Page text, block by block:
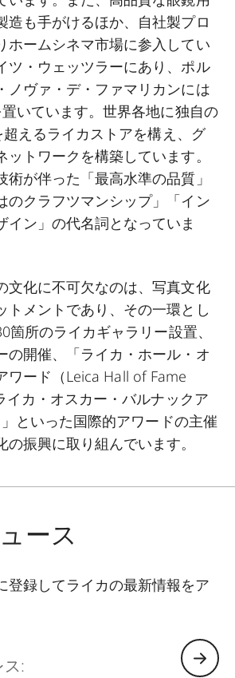
造も手がけるほか、自社製プロ
ホームシネマ市場に参入してい
ツ・ウェッツラーにあり、ポル
ノヴァ・デ・ファマリカンには
いています。世界各地に独自の
超えるライカストアを構え、グ
ットワークを構築しています。
術が伴った「最高水準の品質」
のクラフツマンシップ」「イン
イン」の代名詞となっていま
文化に不可欠なのは、写真文化
トメントであり、その一環とし
箇所のライカギャラリー設置、
の開催、「ライカ・ホール・オ
ワード（Leica Hall of Fame
イカ・オスカー・バルナックア
」といった国際的アワードの主催
の振興に取り組んでいます。
ース
登録してライカの最新情報をア